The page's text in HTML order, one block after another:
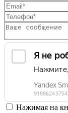
Нажимая на